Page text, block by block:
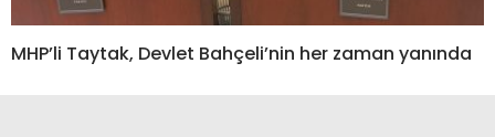
MHP’li Taytak, Devlet Bahçeli’nin her zaman yanında